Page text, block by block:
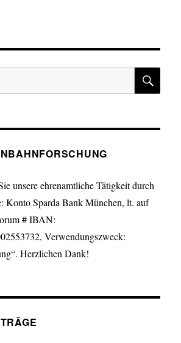
unsere ehrenamtliche Tätigkeit durch
Konto Sparda Bank München, lt. auf
# IBAN:
Verwendungszweck:
Herzlichen Dank!